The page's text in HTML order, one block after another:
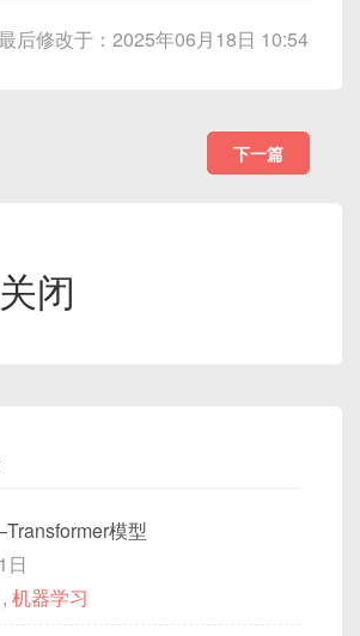
后修改于：2025年06月18日 10:54
下一篇
闭
模型
日
, 机器学习